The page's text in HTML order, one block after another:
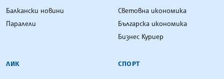
Балкански новини
Паралели
Световна икономика
Българска икономика
Бизнес Куриер
ЛИК СПОРТ